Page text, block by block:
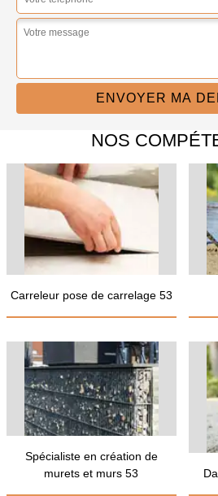
NOS
Carreleur pose de carrelage 53
Spécialiste en création de
murets et murs 53